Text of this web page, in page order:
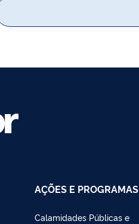
AÇÕES E PROGRAMAS
Calamidades Públicas e